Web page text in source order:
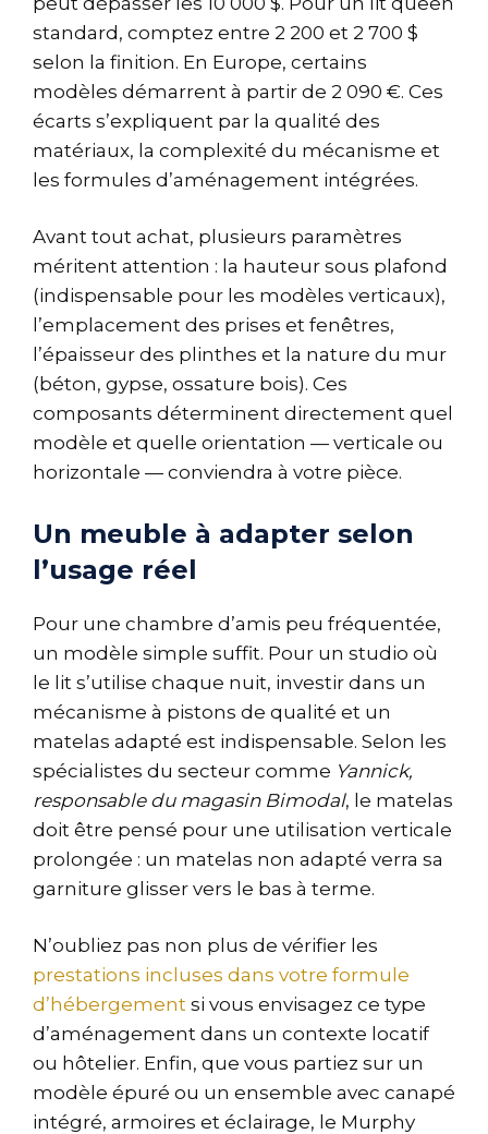
standard, comptez entre 2 200 et 2 700 $
selon la finition. En Europe, certains
modèles démarrent à partir de 2 090 €. Ces
écarts s’expliquent par la qualité des
matériaux, la complexité du mécanisme et
les formules d’aménagement intégrées.
Avant tout achat, plusieurs paramètres
méritent attention : la hauteur sous plafond
(indispensable pour les modèles verticaux),
l’emplacement des prises et fenêtres,
l’épaisseur des plinthes et la nature du mur
(béton, gypse, ossature bois). Ces
composants déterminent directement quel
modèle et quelle orientation — verticale ou
horizontale — conviendra à votre pièce.
Un meuble à adapter selon
l’usage réel
Pour une chambre d’amis peu fréquentée,
un modèle simple suffit. Pour un studio où
le lit s’utilise chaque nuit, investir dans un
mécanisme à pistons de qualité et un
matelas adapté est indispensable. Selon les
spécialistes du secteur comme Yannick,
responsable du magasin Bimodal, le matelas
doit être pensé pour une utilisation verticale
prolongée : un matelas non adapté verra sa
garniture glisser vers le bas à terme.
N’oubliez pas non plus de vérifier les
prestations incluses dans votre formule
d’hébergement si vous envisagez ce type
d’aménagement dans un contexte locatif
ou hôtelier. Enfin, que vous partiez sur un
modèle épuré ou un ensemble avec canapé
intégré, armoires et éclairage, le Murphy